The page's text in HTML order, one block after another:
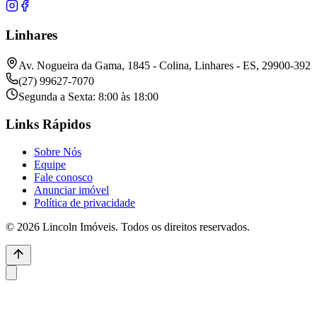
Linhares
Av. Nogueira da Gama, 1845 - Colina, Linhares - ES, 29900-392
(27) 99627-7070
Segunda a Sexta: 8:00 às 18:00
Links Rápidos
Sobre Nós
Equipe
Fale conosco
Anunciar imóvel
Política de privacidade
© 2026 Lincoln Imóveis. Todos os direitos reservados.